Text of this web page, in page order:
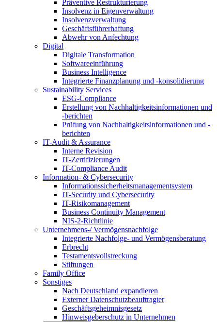
Präventive Restrukturierung
Insolvenz in Eigenverwaltung
Insolvenzverwaltung
Geschäftsführerhaftung
Abwehr von Anfechtung
Digital
Digitale Transformation
Softwareeinführung
Business Intelligence
Integrierte Finanzplanung und -konsolidierung
Sustainability Services
ESG-Compliance
Erstellung von Nachhaltigkeitsinformationen und
-berichten
Prüfung von Nachhaltigkeitsinformationen und -
berichten
IT-Audit & Assurance
Interne Revision
IT-Zertifizierungen
IT-Compliance Audit
Information- & Cybersecurity
Informationssicherheitsmanagementsystem
IT-Security und Cybersecurity
IT-Risikomanagement
Business Continuity Management
NIS-2-Richtlinie
Unternehmens-/Vermögensnachfolge
Integrierte Nachfolge- und Vermögensberatung
Erbrecht
Testamentsvollstreckung
Stiftungen
Family Office
Sonstiges
Nach Deutschland expandieren
Externer Datenschutzbeauftragter
Geschäftsgeheimnisgesetz
Hinweisgeberschutz in Unternehmen